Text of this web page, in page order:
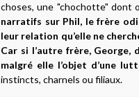
choses, une "chochotte" dont
narratifs sur Phil, le frère
leur relation qu’elle ne
Car si l’autre frère, George,
malgré elle l’objet d’une
instincts, charnels ou filiaux.